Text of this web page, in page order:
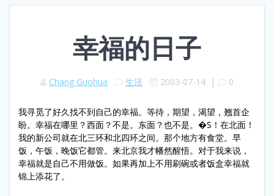
幸福的日子
Chang Guohua 生活 2003-07-14 | 0
我寻觅了好久找不到自己的幸福。等待，期望，渴望，翘首企
盼。幸福在哪里？西面？不是。东面？也不是。�S！在北面！
我的新公司就在北三环和北四环之间。那个地方有食堂。早
饭，午饭，晚饭它都管。来北京我才幡然醒悟。对于我来说，
幸福就是自己不用做饭。如果再加上不用刷碗或者饭盒幸福就
锦上添花了。